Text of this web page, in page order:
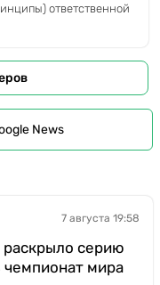
ответственной
News
7 августа 19:58
серию
чемпионат мира